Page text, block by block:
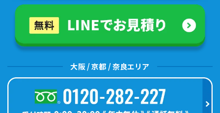
大阪 / 京都 / 奈良エリア